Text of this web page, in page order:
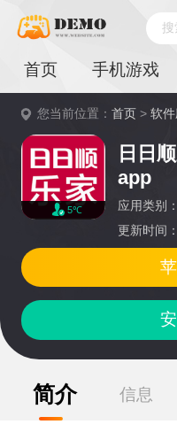
搜
首页 手机游戏
您当前位置：首页 >软
5℃
日日
app
应用类别：
更新时间
简介 信息